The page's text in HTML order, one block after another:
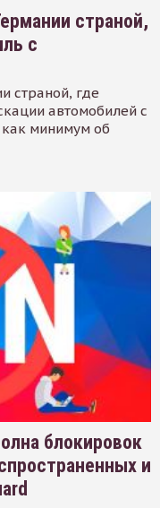
страной,
с
страной, где
автомобилей с
минимум об
блокировок
и